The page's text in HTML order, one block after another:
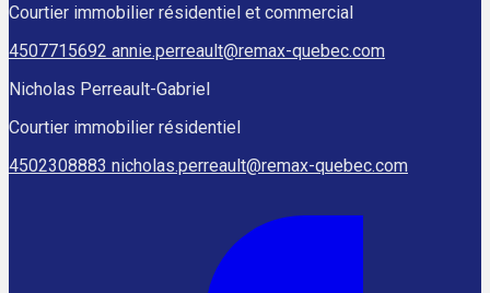
Courtier immobilier résidentiel et commercial
4507715692 annie.perreault@remax-quebec.com
Nicholas Perreault-Gabriel
Courtier immobilier résidentiel
4502308883 nicholas.perreault@remax-quebec.com